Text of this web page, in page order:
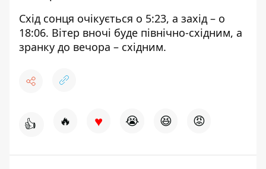
Схід сонця очікується о 5:23, а захід – о
18:06. Вітер вночі буде північно-східним, а
зранку до вечора – східним.
👍 🔥 ♥ 😭 😆 😡